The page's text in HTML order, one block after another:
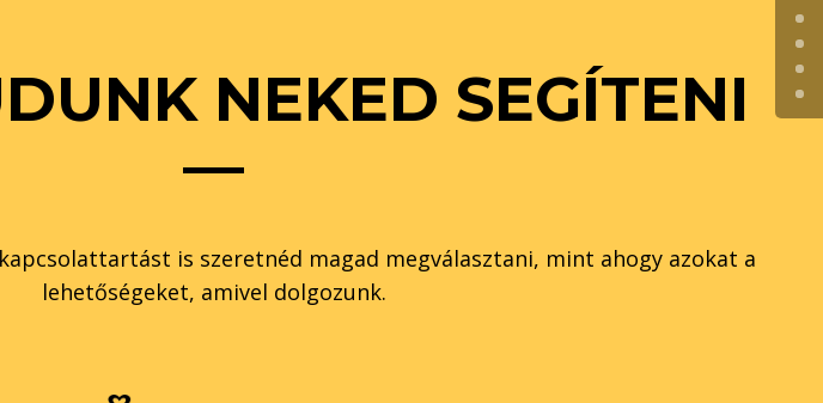
NEKED SEGÍTENI
—
is szeretnéd magad megválasztani, mint ahogy azokat a
lehetőségeket, amivel dolgozunk.